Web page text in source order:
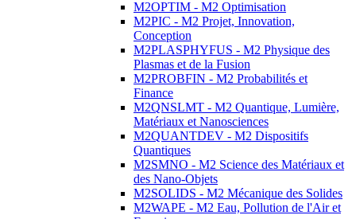
M2OPTIM - M2 Optimisation
M2PIC - M2 Projet, Innovation,
Conception
M2PLASPHYFUS - M2 Physique des
Plasmas et de la Fusion
M2PROBFIN - M2 Probabilités et
Finance
M2QNSLMT - M2 Quantique, Lumière,
Matériaux et Nanosciences
M2QUANTDEV - M2 Dispositifs
Quantiques
M2SMNO - M2 Science des Matériaux et
des Nano-Objets
M2SOLIDS - M2 Mécanique des Solides
M2WAPE - M2 Eau, Pollution de l'Air et